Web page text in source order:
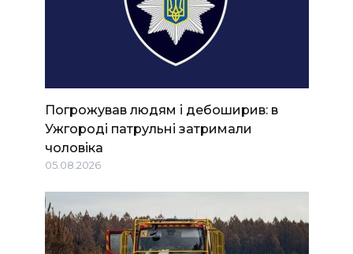
Погрожував людям і дебоширив: в
Ужгороді патрульні затримали
чоловіка
05.08.2026